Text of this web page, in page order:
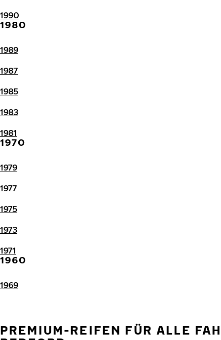
1990
1980
1989
1987
1985
1983
1981
1970
1979
1977
1975
1973
1971
1960
1969
PREMIUM-REIFEN FÜR ALLE